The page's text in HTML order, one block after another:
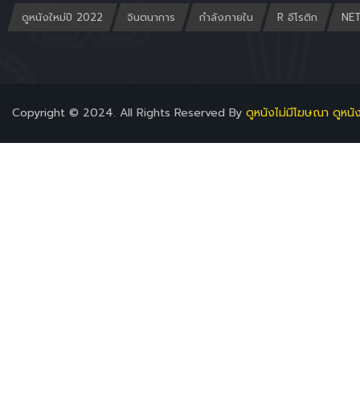
ดูหนังใหม่ปี 2022 จินตนาการ กำลังภายใน R อีโรติก
Copyright © 2024. All Rights Reserved By ดูหนังไม่มีโฆษณา ดูหนั